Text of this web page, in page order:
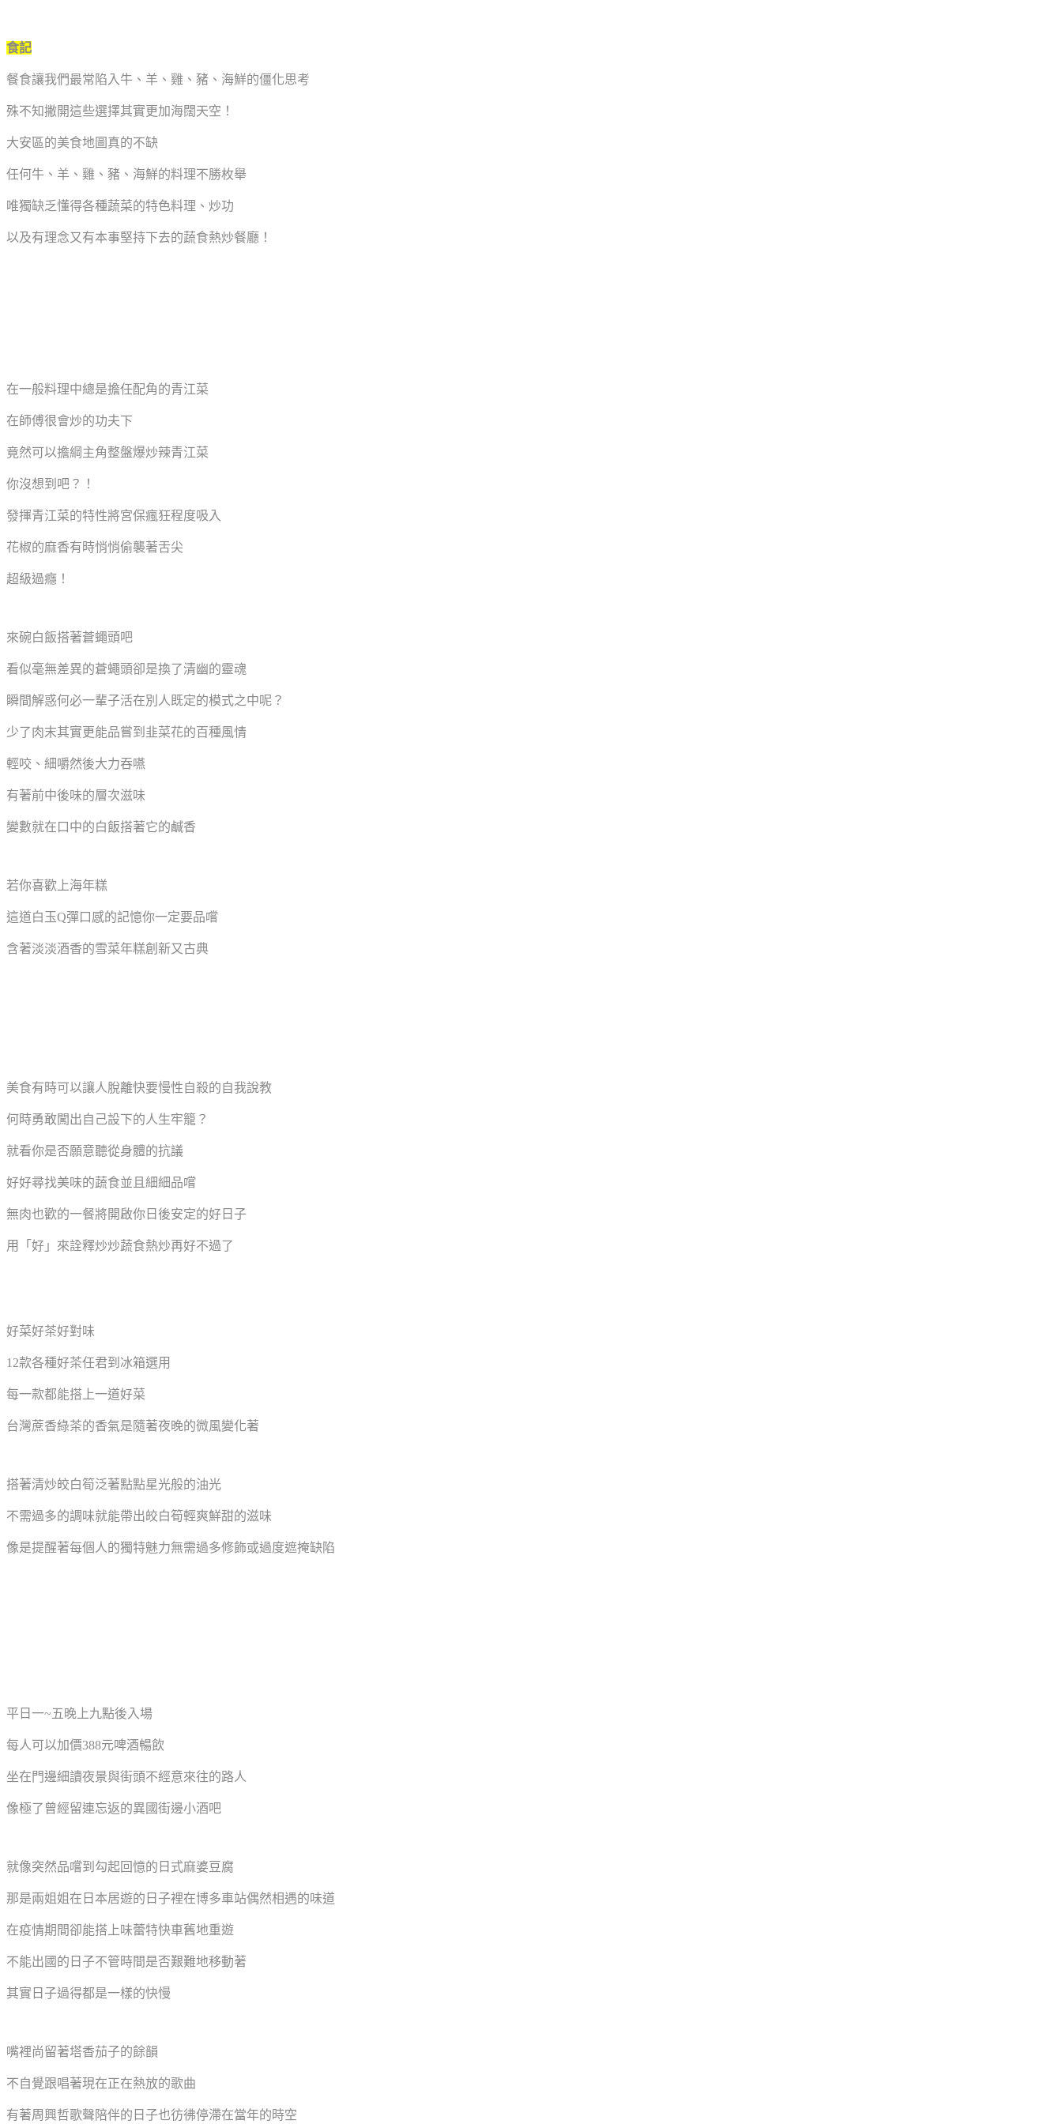
食記
餐食讓我們最常陷入牛、羊、雞、豬、海鮮的僵化思考
殊不知撇開這些選擇其實更加海闊天空！
大安區的美食地圖真的不缺
任何牛、羊、雞、豬、海鮮的料理不勝枚舉
唯獨缺乏懂得各種蔬菜的特色料理、炒功
以及有理念又有本事堅持下去的蔬食熱炒餐廳！
在一般料理中總是擔任配角的青江菜
在師傅很會炒的功夫下
竟然可以擔綱主角整盤爆炒辣青江菜
你沒想到吧？！
發揮青江菜的特性將宮保瘋狂程度吸入
花椒的麻香有時悄悄偷襲著舌尖
超級過癮！
來碗白飯搭著蒼蠅頭吧
看似毫無差異的蒼蠅頭卻是換了清幽的靈魂
瞬間解惑何必一輩子活在別人既定的模式之中呢？
少了肉末其實更能品嘗到韭菜花的百種風情
輕咬、細嚼然後大力吞嚥
有著前中後味的層次滋味
變數就在口中的白飯搭著它的鹹香
若你喜歡上海年糕
這道白玉Q彈口感的記憶你一定要品嚐
含著淡淡酒香的雪菜年糕創新又古典
美食有時可以讓人脫離快要慢性自殺的自我說教
何時勇敢闖出自己設下的人生牢籠？
就看你是否願意聽從身體的抗議
好好尋找美味的蔬食並且細細品嚐
無肉也歡的一餐將開啟你日後安定的好日子
用「好」來詮釋炒炒蔬食熱炒再好不過了
好菜好茶好對味
12款各種好茶任君到冰箱選用
每一款都能搭上一道好菜
台灣蔗香綠茶的香氣是隨著夜晚的微風變化著
搭著清炒皎白筍泛著點點星光般的油光
不需過多的調味就能帶出皎白筍輕爽鮮甜的滋味
像是提醒著每個人的獨特魅力無需過多修飾或過度遮掩缺陷
平日一~五晚上九點後入場
每人可以加價388元啤酒暢飲
坐在門邊細讀夜景與街頭不經意來往的路人
像極了曾經留連忘返的異國街邊小酒吧
就像突然品嚐到勾起回憶的日式麻婆豆腐
那是兩姐姐在日本居遊的日子裡在博多車站偶然相遇的味道
在疫情期間卻能搭上味蕾特快車舊地重遊
不能出國的日子不管時間是否艱難地移動著
其實日子過得都是一樣的快慢
嘴裡尚留著塔香茄子的餘韻
不自覺跟唱著現在正在熱放的歌曲
有著周興哲歌聲陪伴的日子也彷彿停滯在當年的時空